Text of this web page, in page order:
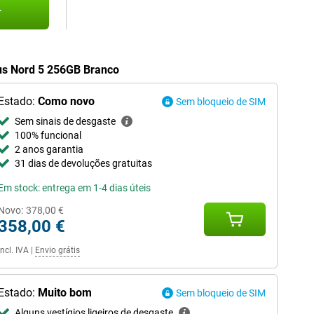
Nord 5 256GB Branco
Como novo
Sem bloqueio de SIM
Sem sinais de desgaste
100% funcional
2 anos garantia
31 dias de devoluções gratuitas
stock: entrega em 1-4 dias úteis
378,00 €
€
Incl. IVA| Envio grátis
Muito bom
Sem bloqueio de SIM